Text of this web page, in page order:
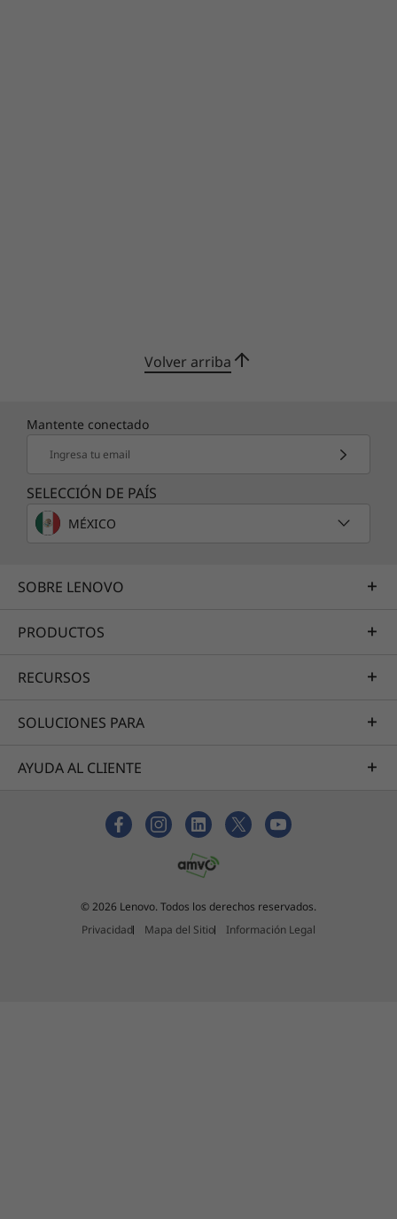
Volver arriba
Mantente conectado
Ingresa tu email
SELECCIÓN DE PAÍS
MÉXICO
SOBRE LENOVO
PRODUCTOS
RECURSOS
SOLUCIONES PARA
AYUDA AL CLIENTE
© 2026 Lenovo. Todos los derechos reservados.
Privacidad
Mapa del Sitio Información Legal